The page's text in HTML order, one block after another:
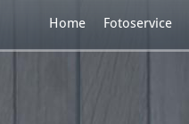
Home Fotoservice